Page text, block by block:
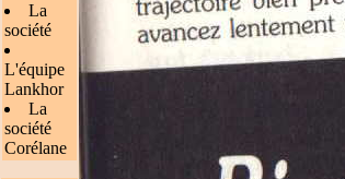
La
société
L'équipe
Lankhor
La
société
Corélane